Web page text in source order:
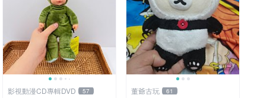
影視動漫CD專輯DVD 57 董爺古玩 61